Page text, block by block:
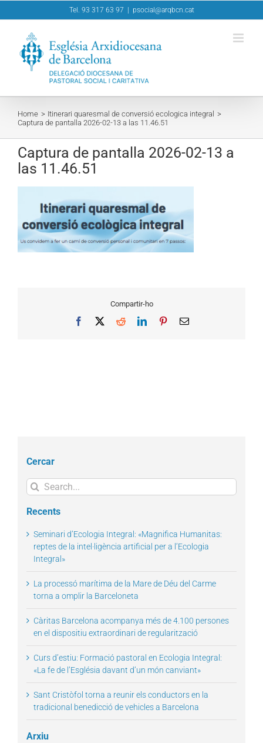
to
Tel. 93 317 63 97 psocial@arqbcn.cat
Home
Itinerari quaresmal de conversió ecologica integral
Captura de pantalla 2026-02-13 a las 11.46.51
Captura de pantalla 2026-02-13 a
las 11.46.51
Compartir-ho
Facebook RedditLinkedInPinterestEmail
Cercar
Search
for:
Recents
Seminari d’Ecologia Integral: «Magnifica Humanitas:
reptes de la intel·ligència artificial per a l’Ecologia
Integral»
La processó marítima de la Mare de Déu del Carme
torna a omplir la Barceloneta
Càritas Barcelona acompanya més de 4.100 persones
en el dispositiu extraordinari de regularització
Curs d’estiu: Formació pastoral en Ecologia Integral:
«La fe de l’Església davant d’un món canviant»
Sant Cristòfol torna a reunir els conductors en la
tradicional benedicció de vehicles a Barcelona
Arxiu